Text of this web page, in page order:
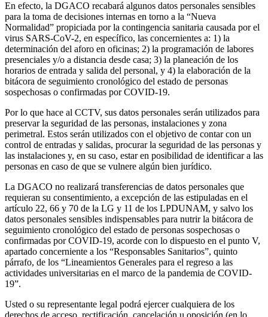
En efecto, la DGACO recabará algunos datos personales sensibles
para la toma de decisiones internas en torno a la “Nueva
Normalidad” propiciada por la contingencia sanitaria causada por el
virus SARS-CoV-2, en específico, las concernientes a: 1) la
determinación del aforo en oficinas; 2) la programación de labores
presenciales y/o a distancia desde casa; 3) la planeación de los
horarios de entrada y salida del personal, y 4) la elaboración de la
bitácora de seguimiento cronológico del estado de personas
sospechosas o confirmadas por COVID-19.
Por lo que hace al CCTV, sus datos personales serán utilizados para
preservar la seguridad de las personas, instalaciones y zona
perimetral. Estos serán utilizados con el objetivo de contar con un
control de entradas y salidas, procurar la seguridad de las personas y
las instalaciones y, en su caso, estar en posibilidad de identificar a las
personas en caso de que se vulnere algún bien jurídico.
La DGACO no realizará transferencias de datos personales que
requieran su consentimiento, a excepción de las estipuladas en el
artículo 22, 66 y 70 de la LG y 11 de los LPDUNAM, y salvo los
datos personales sensibles indispensables para nutrir la bitácora de
seguimiento cronológico del estado de personas sospechosas o
confirmadas por COVID-19, acorde con lo dispuesto en el punto V,
apartado concerniente a los “Responsables Sanitarios”, quinto
párrafo, de los “Lineamientos Generales para el regreso a las
actividades universitarias en el marco de la pandemia de COVID-
19”.
Usted o su representante legal podrá ejercer cualquiera de los